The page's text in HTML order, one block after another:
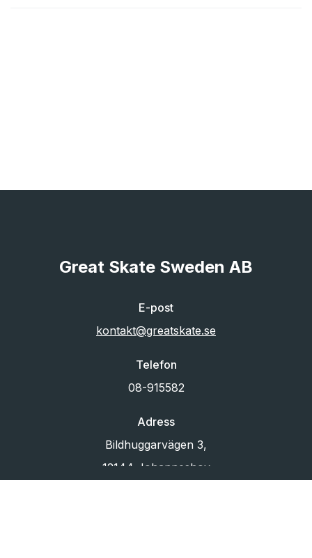
Great Skate Sweden AB
E-post
kontakt@greatskate.se
Telefon
08-915582
Adress
Bildhuggarvägen 3,
12144 Johanneshov